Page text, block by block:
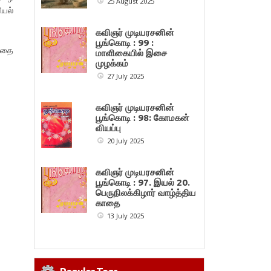
கவிஞர் முடியரசனின்
பூங்கொடி : 99 :
மாளிகையில் இசை
முழக்கம்
27 July 2025
கவிஞர் முடியரசனின்
பூங்கொடி : 98: கோமகன்
வியப்பு
20 July 2025
கவிஞர் முடியரசனின்
பூங்கொடி : 97. இயல் 20.
பெருநிலக்கிழார் வாழ்த்திய
காதை
13 July 2025